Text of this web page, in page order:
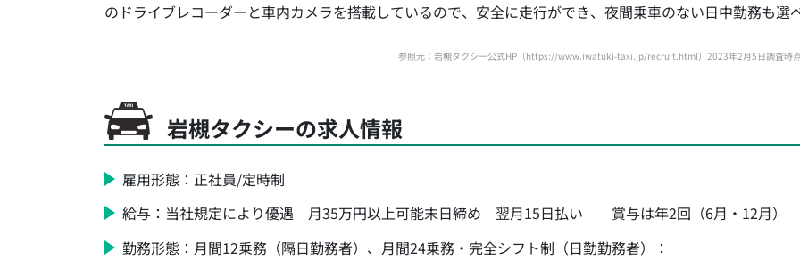
のドライブレコーダーと車内カメラを搭載しているので、安全に走行ができ、夜間乗車のない日中勤務も
参照元：岩槻タクシー公式HP（https://www.iwatuki-taxi.jp/recruit.html）2023年2月5日調査時
岩槻タクシーの求人情報
雇用形態：正社員/定時制
給与：当社規定により優遇 月35万円以上可能末日締め 翌月15日払い 賞与は年2回（6月・12月）
勤務形態：月間12乗務（隔日勤務者）、月間24乗務・完全シフト制（日勤勤務者）：